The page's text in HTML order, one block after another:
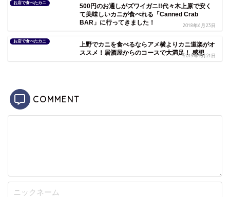
お店で食べたカニ
500円のお通しがズワイガニ!!代々木上原で安く
て美味しいカニが食べれる「Canned Crab
BAR」に行ってきました！
2018年6月23日
お店で食べたカニ
上野でカニを食べるならアメ横よりカニ道楽がオ
ススメ！居酒屋からのコースで大満足！ 感想
2019年9月21日
COMMENT